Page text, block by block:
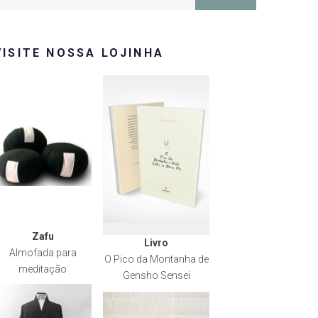
NOSSA LOJINHA
Zafu
Almofada para
meditação
Livro
O Pico da Montanha de
Gensho Sensei